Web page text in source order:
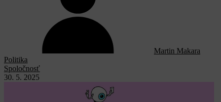
Martin Makara
Politika
Spoločnosť
30. 5. 2025